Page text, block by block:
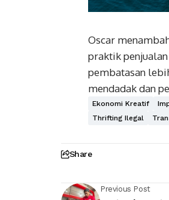
Oscar
praktik
pembatasan
mendadak dan
Ekonomi Kreatif
Thrifting Ilegal
Share
Previous Post